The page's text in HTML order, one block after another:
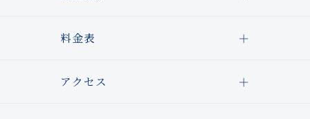
料金表
アクセス